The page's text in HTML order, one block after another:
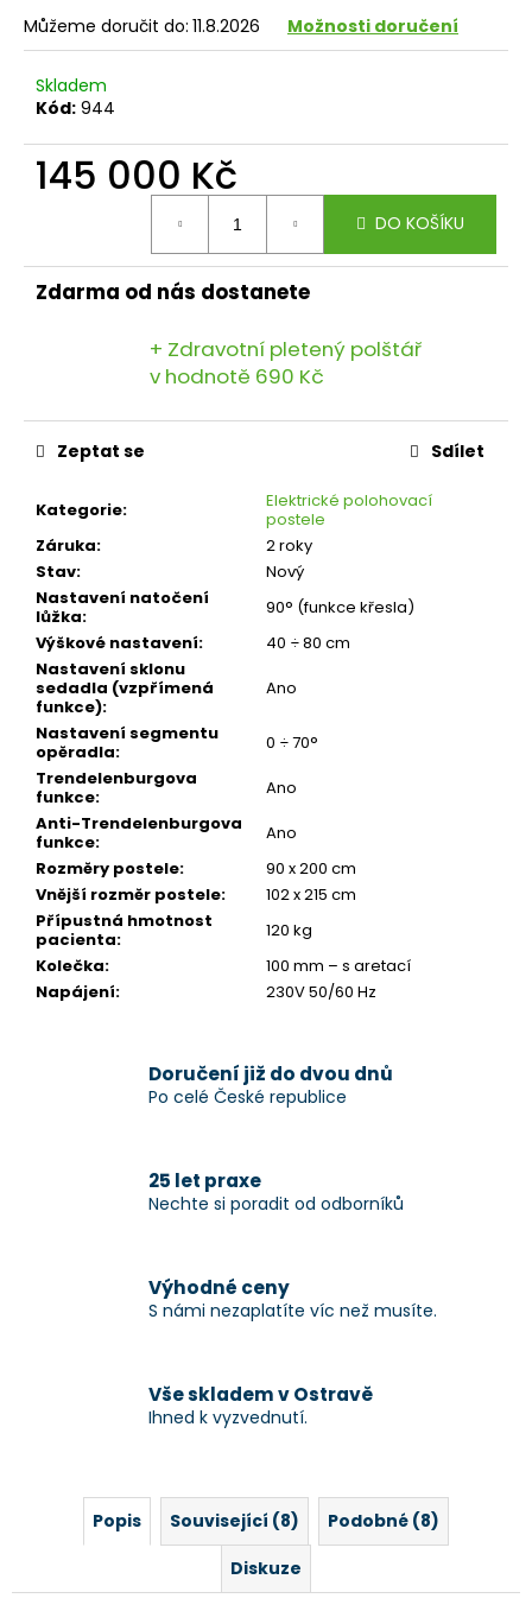
Můžeme doručit do: 11.8.2026 Možnosti doručení
Skladem
Kód: 944
145 000 Kč
DO KOŠÍKU
Zdarma od nás dostanete
+ Zdravotní pletený polštář
v hodnotě 690 Kč
Kategorie:
Elektrické polohovací
postele
Záruka:
2 roky
Stav:
Nový
Nastavení natočení
lůžka:
90° (funkce křesla)
Výškové nastavení:
40 ÷ 80 cm
Nastavení sklonu
sedadla (vzpřímená
funkce):
Ano
Nastavení segmentu
opěradla:
0 ÷ 70°
Trendelenburgova
funkce:
Ano
Anti-Trendelenburgova
funkce:
Ano
Rozměry postele:
90 x 200 cm
Vnější rozměr postele:
102 x 215 cm
Přípustná hmotnost
pacienta:
120 kg
Kolečka:
100 mm – s aretací
Napájení: 230V 50/60 Hz
Zeptat se Sdílet
Doručení již do dvou dnů
Po celé České republice
25 let praxe
Nechte si poradit od odborníků
Výhodné ceny
S námi nezaplatíte víc než musíte.
Vše skladem v Ostravě
Ihned k vyzvednutí.
Popis Související (8)
Podobné (8)
Diskuze